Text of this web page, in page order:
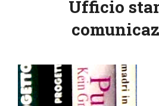
Ufficio